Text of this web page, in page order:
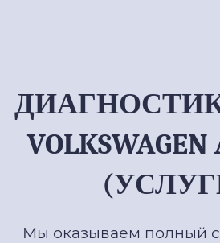
Мы оказываем полный